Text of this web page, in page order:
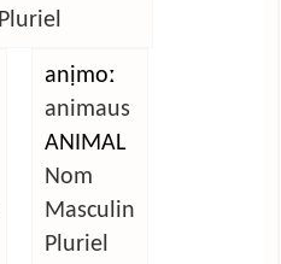
Pluriel
anịmoː
animaus
ANIMAL
Nom
Masculin
Pluriel